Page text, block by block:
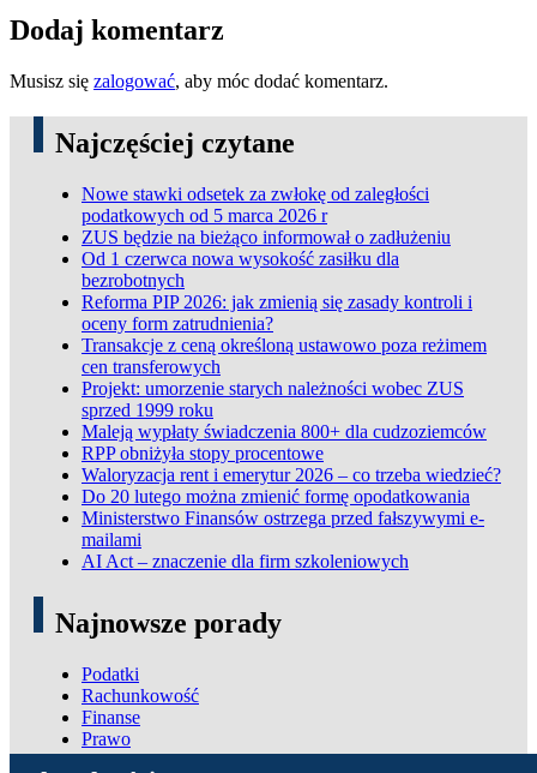
Dodaj komentarz
Musisz się zalogować, aby móc dodać komentarz.
Najczęściej czytane
Nowe stawki odsetek za zwłokę od zaległości
podatkowych od 5 marca 2026 r
ZUS będzie na bieżąco informował o zadłużeniu
Od 1 czerwca nowa wysokość zasiłku dla
bezrobotnych
Reforma PIP 2026: jak zmienią się zasady kontroli i
oceny form zatrudnienia?
Transakcje z ceną określoną ustawowo poza reżimem
cen transferowych
Projekt: umorzenie starych należności wobec ZUS
sprzed 1999 roku
Maleją wypłaty świadczenia 800+ dla cudzoziemców
RPP obniżyła stopy procentowe
Waloryzacja rent i emerytur 2026 – co trzeba wiedzieć?
Do 20 lutego można zmienić formę opodatkowania
Ministerstwo Finansów ostrzega przed fałszywymi e-
mailami
AI Act – znaczenie dla firm szkoleniowych
Najnowsze porady
Podatki
Rachunkowość
Finanse
Prawo
ADN Podatki